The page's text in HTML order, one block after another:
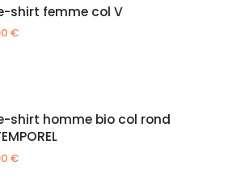
shirt femme col V
€
shirt homme bio col rond
€